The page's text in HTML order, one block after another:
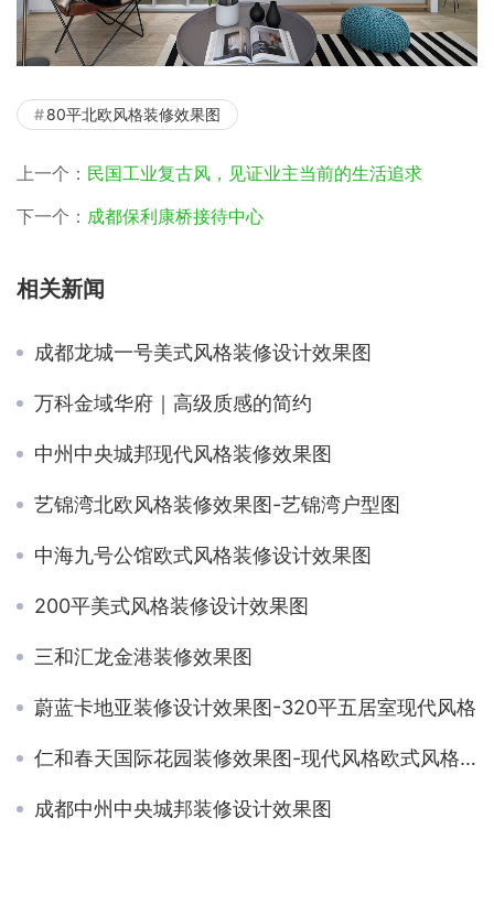
80平北欧风格装修效果图
上一个： 民国工业复古风，见证业主当前的生活追求
下一个： 成都保利康桥接待中心
相关新闻
成都龙城一号美式风格装修设计效果图
万科金域华府｜高级质感的简约
中州中央城邦现代风格装修效果图
艺锦湾北欧风格装修效果图-艺锦湾户型图
中海九号公馆欧式风格装修设计效果图
200平美式风格装修设计效果图
三和汇龙金港装修效果图
蔚蓝卡地亚装修设计效果图-320平五居室现代风格
仁和春天国际花园装修效果图-现代风格欧式风格混搭装修设计
成都中州中央城邦装修设计效果图